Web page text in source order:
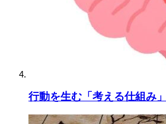
行動を生む「考える仕組み